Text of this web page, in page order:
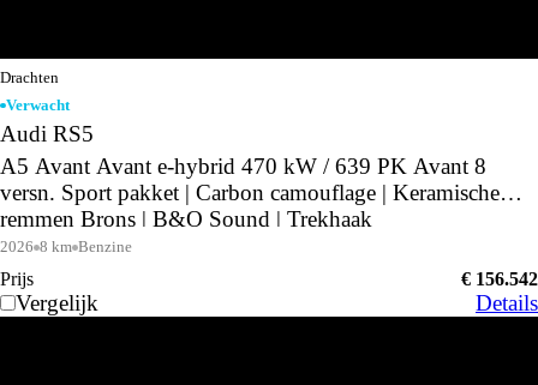
Drachten
Verwacht
Audi RS5
A5 Avant Avant e-hybrid 470 kW / 639 PK Avant 8
versn. Sport pakket | Carbon camouflage | Keramische
remmen Brons | B&O Sound | Trekhaak
2026 8 km Benzine
Prijs € 156.542
Vergelijk Details